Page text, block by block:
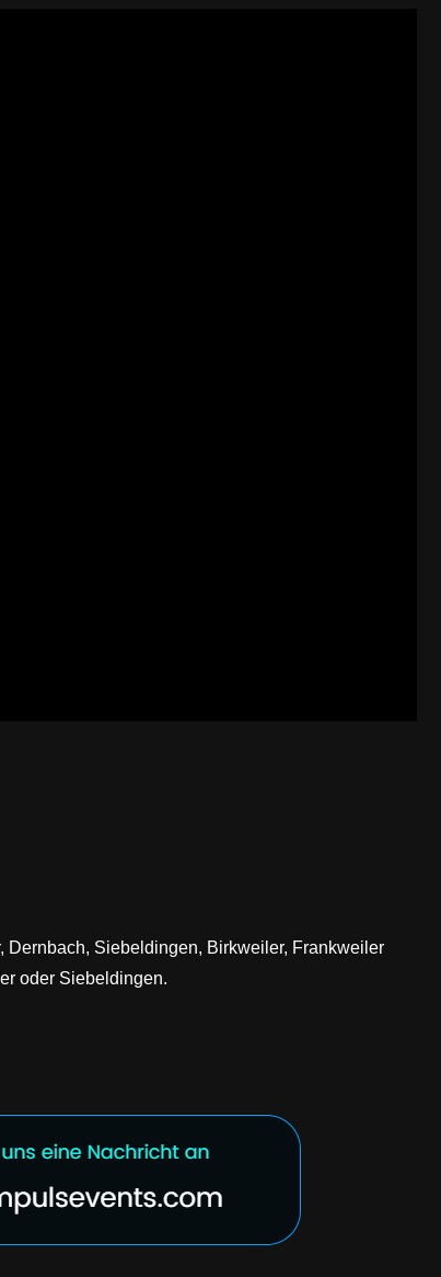
Dernbach, Siebeldingen, Birkweiler, Frankweiler
oder Siebeldingen.